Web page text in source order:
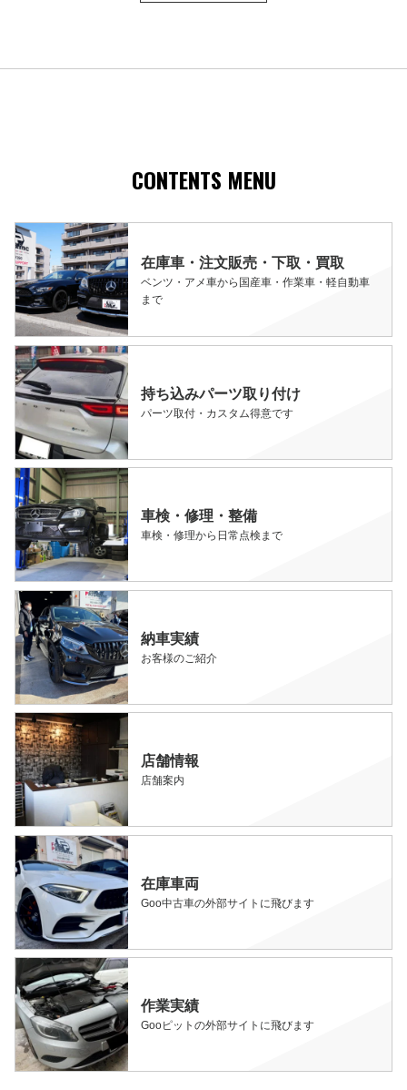
CONTENTS MENU
在庫車・注文販売・下取・買取
ベンツ・アメ車から国産車・作業車・軽自動車
まで
持ち込みパーツ取り付け
パーツ取付・カスタム得意です
車検・修理・整備
車検・修理から日常点検まで
納車実績
お客様のご紹介
店舗情報
店舗案内
在庫車両
Goo中古車の外部サイトに飛びます
作業実績
Gooピットの外部サイトに飛びます